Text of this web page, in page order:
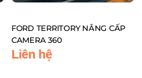
FORD TERRITORY NÂNG CẤP
CAMERA 360
Liên hệ